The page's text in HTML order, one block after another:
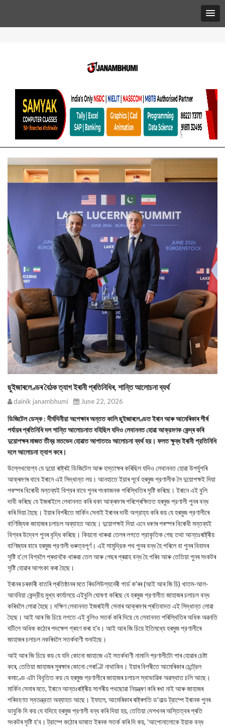
ছুইজাৰলেণ্ডৰ বৈঠক ত্যাগ ইৰানী প্ৰতিনিধিৰ, শান্তি আলোচনা ব্যর্থ
dainik janambhumi June 22, 2026
ডিজিটেল ডেস্ক : দীর্ঘদিনীয়া অপেক্ষাৰ অন্তত কালি ছুইজাৰলেণ্ডত ইৰান আৰু আমেৰিকাৰ শীৰ্ষ
পৰ্যায়ৰ প্ৰতিনিধি দল শান্তি আলোচনাত বহিছিল যদিও লেবাননত হোৱা আক্রমণক কেন্দ্ৰ কৰি
দুয়োপক্ষৰ মাজত তীব্র মতভেদ হোৱাত আপাততঃ আলোচনা ব্যর্থ হয়। ফলত ক্ষুব্ধ ইৰানী প্রতিনিধি
দলে আলোচনা ত্যাগ কৰে।
উল্লেখযোগ্য যে দুয়ো ৰাষ্ট্ৰই ডিজিটেল আৰু হস্তাক্ষৰ কৰিছিল যদিও লেবাননত হোৱা উপর্যুপৰি
আক্ৰমণৰ বাবে ইৰানে এই সিদ্ধান্ত লয়। আনহাতে ইয়াৰ পূৰ্বে হৰমুজ প্রণালীক লৈ দুয়োপক্ষই দিয়া
পৰস্পৰ বিৰোধী মন্তব্যই বিশ্বৰ বাবে পুনৰ শংকাজনক পৰিস্থিতিৰ সৃষ্টি কৰিছে। ইৰানে এই বুলি
দাবী কৰিছে যে ইজৰাইলে লেবাননত কৰি থকা আক্ৰমণৰ পৰিপ্ৰেক্ষিতত হৰমুজ প্রণালী পুনৰ বন্ধ
কৰি দিয়া হৈছে। ইয়াৰ বিপৰীতে মার্কিন সেনাই ইৰানৰ দাবী অগ্রাহ্য কৰি কয় যে হৰমুজ প্রণালীৰে
বাণিজ্যিক জাহাজৰ চলাচল অব্যাহত আছে। দুয়োপক্ষই দিয়া এনে ধৰণৰ পৰস্পৰ বিৰোধী মন্তব্যই
বিশ্বৰ উদ্বেগ পুনৰ বৃদ্ধি কৰিছে। কিয়নো খাৰুৱা তেলৰ লগতে প্রাকৃতিক গেছ তথা আন্তঃৰাষ্ট্ৰীয়
বাণিজ্যৰ বাবে হৰমুজ প্রণালী গুৰুত্বপূর্ণ। এই সামুদ্রিক পথ পুনৰ বন্ধ হৈ পৰিলে বা পুনৰ বিবাদৰ
সৃষ্টি হ'লে বিশ্বলৈ প্ৰধানকৈ খাৰুৱা তেল আৰু গেছৰ প্ৰৱাহ বন্ধ হৈ পৰিব আৰু তেতিয়া পুনৰ সংকটৰ
সৃষ্টি হোৱাৰ আশংকা কৰা হৈছে।
ইৰানৰ চৰকাৰী বাতৰি প্ৰতিষ্ঠানৰ মতে ৰিভলিউশ্যনেৰী গার্ড ক'ৰৰ (আই আৰ জি চি) খাতম-আল-
আনবিয়া কেন্দ্রীয় মুখ্য কার্যালয়ে এইবুলি ঘোষণা কৰিছে যে হৰমুজ প্রণালীত জাহাজৰ চলাচল বন্ধ
কৰিবলৈ লোৱা হৈছে। দক্ষিণ লেবাননত ইজৰাইলী সেনাৰ আক্ৰমণৰ প্ৰতিবাদত এই সিদ্ধান্ত লোৱা
হৈছে। আই আৰ জি চিয়ে লগতে এই বুলিও সতৰ্ক কৰি দিয়ে যে লেবাননত পৰিস্থিতিৰ অধিক অৱনতি
ঘটিলে অধিক কঠোৰ পদক্ষেপ গ্ৰহণ কৰা হ'ব। আই আৰ জি চিয়ে ইতিমধ্যে হৰমুজ প্রণালীৰে
জাহাজৰ চলাচল নকৰিবলৈ সতর্কবাণী শুনাইছে।
আই আৰ জি চিয়ে কয় যে যদি কোনো জাহাজে এই সতর্কবাণী নামানি প্রণালীটো পাৰ হোৱাৰ চেষ্টা
কৰে, তেতিয়া জাহাজৰ সুৰক্ষাৰ কোনো গেৰাণ্টি নাথাকিব। ইয়াৰ বিপৰীতে আমেৰিকাৰ চেন্ট্রেল
কমাণ্ডে এটা বিবৃতিত কয় যে হৰমুজ প্রণালীৰে জাহাজৰ চলাচল স্বাভাৱিক অৱস্থাত চলি আছে।
মার্কিন সেনাৰ মতে, ইৰানে আন্তঃৰাষ্ট্ৰীয় সাগৰীয় পথছোৱা নিয়ন্ত্ৰণ কৰি ৰখা নাই আৰু জাহাজৰ
পৰিবহণত স্বতন্ত্রতা অব্যাহত আছে। ইফালে, আমেৰিকাৰ ৰাষ্ট্ৰপতি ড'নাল্ড ট্রাম্পে ইৰানক পুনৰ
ভাবুকি দি কয় যে যদিহে হৰমুজ প্রণালী বন্ধ কৰি দিয়া হয়, তেতিয়া দেশখনৰ অস্তিত্বৰ প্ৰতি
সংকটৰ সৃষ্টি হ'ব। ট্রাম্পে কঠোৰ ভাষাত ইৰনক সতৰ্ক কৰি দি কয়, 'আপোনালোকে ইয়াক বন্ধ